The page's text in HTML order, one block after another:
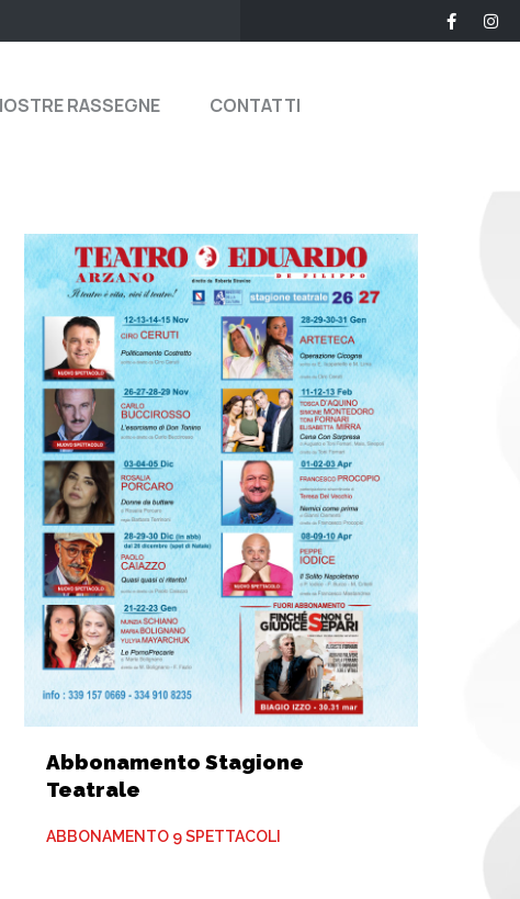
RASSEGNE CONTATTI
Abbonamento Stagione
Teatrale
ABBONAMENTO 9 SPETTACOLI